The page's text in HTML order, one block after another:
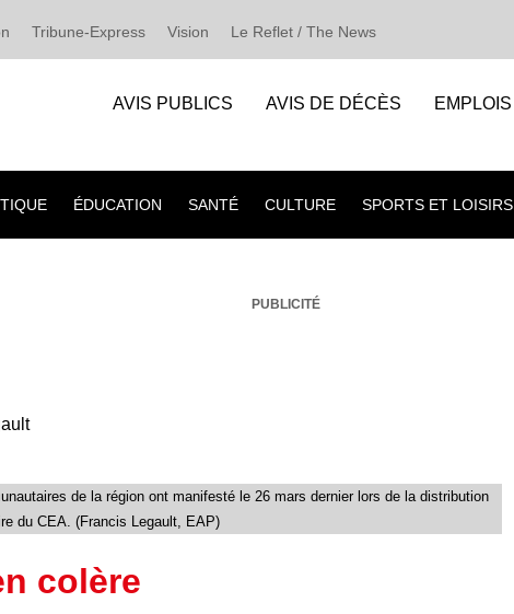
Tribune-Express Vision Le Reflet / The News
AVIS PUBLICS AVIS DE DÉCÈS EMPLOIS
ÉDUCATION SANTÉ CULTURE SPORTS ET LOISIRS
PUBLICITÉ
de la région ont manifesté le 26 mars dernier lors de la distribution
du CEA. (Francis Legault, EAP)
colère